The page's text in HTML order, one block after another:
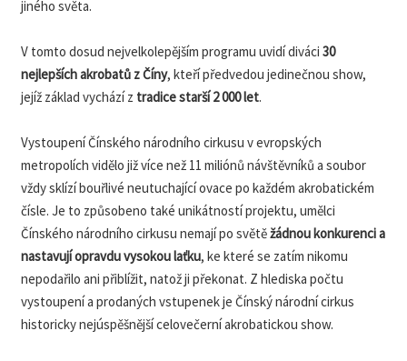
jiného světa.
V tomto dosud nejvelkolepějším programu uvidí diváci 30
nejlepších akrobatů z Číny, kteří předvedou jedinečnou show,
jejíž základ vychází z tradice starší 2 000 let.
Vystoupení Čínského národního cirkusu v evropských
metropolích vidělo již více než 11 miliónů návštěvníků a soubor
vždy sklízí bouřlivé neutuchající ovace po každém akrobatickém
čísle. Je to způsobeno také unikátností projektu, umělci
Čínského národního cirkusu nemají po světěžádnou konkurenci a
nastavují opravdu vysokou laťku, ke které se zatím nikomu
nepodařilo ani přiblížit, natož ji překonat. Z hlediska počtu
vystoupení a prodaných vstupenek je Čínský národní cirkus
historicky nejúspěšnější celovečerní akrobatickou show.